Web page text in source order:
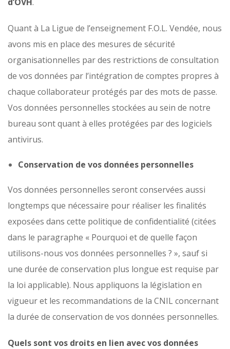
Quant à La Ligue de l’enseignement F.O.L. Vendée, nous
avons mis en place des mesures de sécurité
organisationnelles par des restrictions de consultation
de vos données par l’intégration de comptes propres à
chaque collaborateur protégés par des mots de passe.
Vos données personnelles stockées au sein de notre
bureau sont quant à elles protégées par des logiciels
antivirus.
Conservation de vos données personnelles
Vos données personnelles seront conservées aussi
longtemps que nécessaire pour réaliser les finalités
exposées dans cette politique de confidentialité (citées
dans le paragraphe « Pourquoi et de quelle façon
utilisons-nous vos données personnelles ? », sauf si
une durée de conservation plus longue est requise par
la loi applicable). Nous appliquons la législation en
vigueur et les recommandations de la CNIL concernant
la durée de conservation de vos données personnelles.
Quels sont vos droits en lien avec vos données